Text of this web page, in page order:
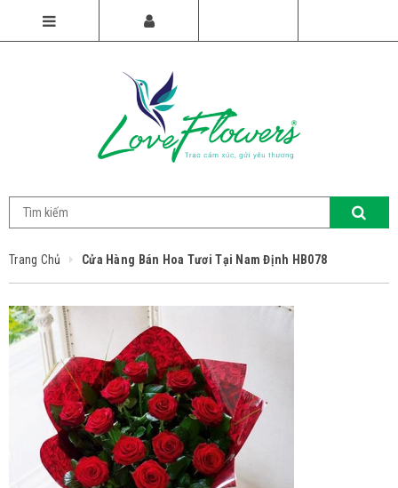
Trang Chủ Cửa Hàng Bán Hoa Tươi Tại Nam Định HB078